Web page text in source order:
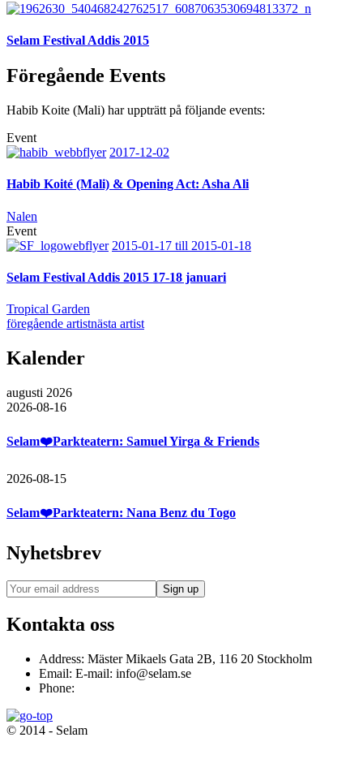
Selam Festival Addis 2015
Föregående Events
Habib Koite (Mali) har uppträtt på följande events:
Event
2017-12-02
Habib Koité (Mali) & Opening Act: Asha Ali
Nalen
Event
2015-01-17 till 2015-01-18
Selam Festival Addis 2015 17-18 januari
Tropical Garden
föregående artistnästa artist
Kalender
augusti 2026
2026-08-16
Selam❤️Parkteatern: Samuel Yirga & Friends
2026-08-15
Selam❤️Parkteatern: Nana Benz du Togo
Nyhetsbrev
Kontakta oss
Address: Mäster Mikaels Gata 2B, 116 20 Stockholm
Email: E-mail: info@selam.se
Phone:
© 2014 - Selam